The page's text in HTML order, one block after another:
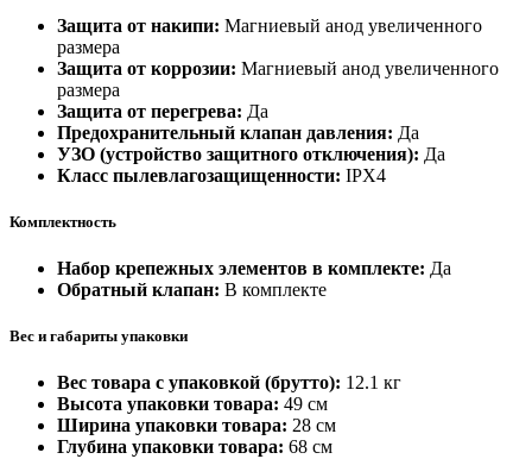
Защита от накипи: Магниевый анод увеличенного
размера
Защита от коррозии: Магниевый анод увеличенного
размера
Защита от перегрева: Да
Предохранительный клапан давления: Да
УЗО (устройство защитного отключения): Да
Класс пылевлагозащищенности: IPX4
Комплектность
Набор крепежных элементов в комплекте: Да
Обратный клапан: В комплекте
Вес и габариты упаковки
Вес товара с упаковкой (брутто): 12.1 кг
Высота упаковки товара: 49 см
Ширина упаковки товара: 28 см
Глубина упаковки товара: 68 см